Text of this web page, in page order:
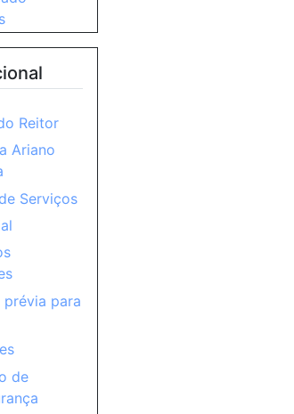
Reitor
Ariano
Serviços
prévia para
de